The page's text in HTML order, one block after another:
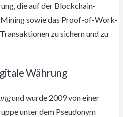
die auf der Blockchain-
Mining sowie das Proof-of-Work-
zu sichern und zu
Währung
und wurde 2009 von einer
unter dem Pseudonym